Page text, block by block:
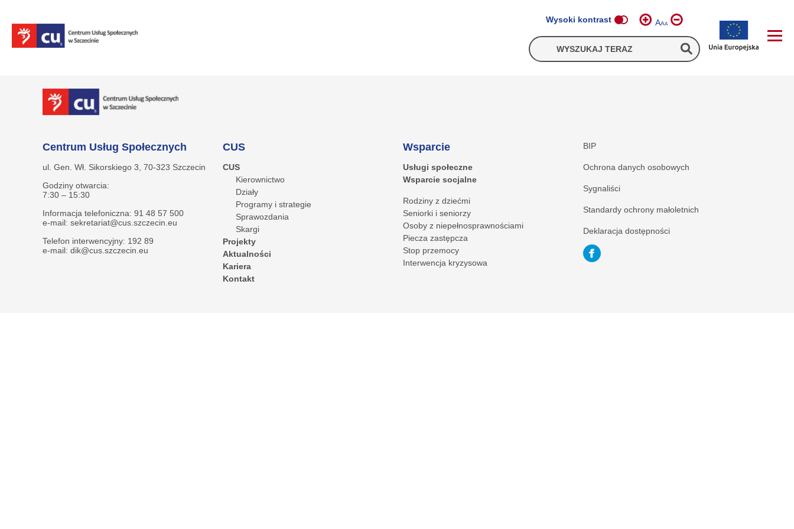
Wysoki kontrast AAA
Centrum Usług Społecznych
ul. Gen. Wł. Sikorskiego 3, 70-323 Szczecin
Godziny otwarcia:
7:30 – 15:30
Informacja telefoniczna: 91 48 57 500
e-mail: sekretariat@cus.szczecin.eu
Telefon interwencyjny: 192 89
e-mail: dik@cus.szczecin.eu
CUS
CUS
Kierownictwo
Działy
Programy i strategie
Sprawozdania
Skargi
Projekty
Aktualności
Kariera
Kontakt
Wsparcie
Usługi społeczne
Wsparcie socjalne
Rodziny z dziećmi
Seniorki i seniorzy
Osoby z niepełnosprawnościami
Piecza zastępcza
Stop przemocy
Interwencja kryzysowa
BIP
Ochrona danych osobowych
Sygnaliści
Standardy ochrony małoletnich
Deklaracja dostępności